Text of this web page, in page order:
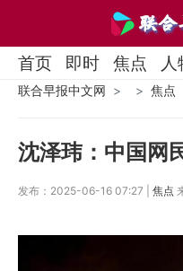
首页 即时 焦点 人
联合早报中文网 焦点
沈泽玮：中国网
发布：2025-06-16 07:27 | 焦点